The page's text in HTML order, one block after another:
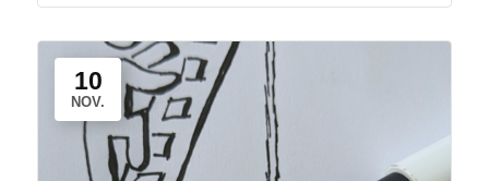
10
NOV.